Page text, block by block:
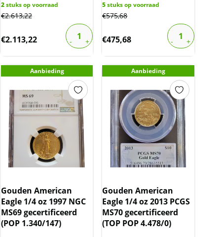
2stuks op voorraad
€2.613,22
€2.113,22
5stuks op voorraad
€575,68
€475,68
Aanbieding
Gouden American
Eagle 1/4 oz 1997 NGC
MS69 gecertificeerd
(POP 1.340/147)
Aanbieding
Gouden American
Eagle 1/4 oz 2013 PCGS
MS70 gecertificeerd
(TOP POP 4.478/0)